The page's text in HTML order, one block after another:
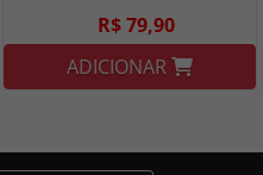
R$ 79,90
ADICIONAR